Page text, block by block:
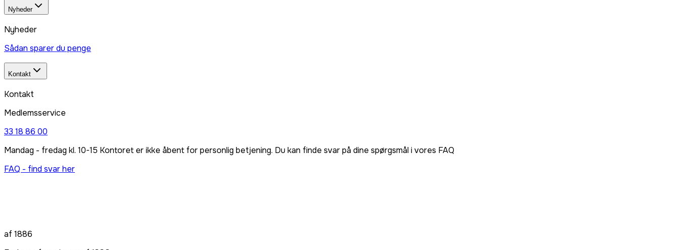
Nyheder
Nyheder
Sådan sparer du penge
Kontakt
Kontakt
Medlemsservice
33 18 86 00
Mandag - fredag kl. 10-15 Kontoret er ikke åbent for personlig betjening. Du kan finde svar på dine spørgsmål i vores FAQ
FAQ - find svar her
af 1886